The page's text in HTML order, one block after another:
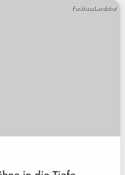
FunkhausLandshut